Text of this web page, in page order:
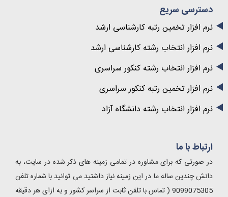
دسترسی سریع
نرم افزار تخمین رتبه کارشناسی ارشد
نرم افزار انتخاب رشته کارشناسی ارشد
نرم افزار انتخاب رشته کنکور سراسری
نرم افزار تخمین رتبه کنکور سراسری
نرم افزار انتخاب رشته دانشگاه آزاد
ارتباط با ما
در صورتی که برای مشاوره در تمامی زمینه های ذکر شده در سایت، به
دانش چندین ساله ما در این زمینه نیاز داشتید می توانید با شماره تلفن
9099075305 ( تماس با تلفن ثابت از سراسر کشور و به ازای هر دقیقه